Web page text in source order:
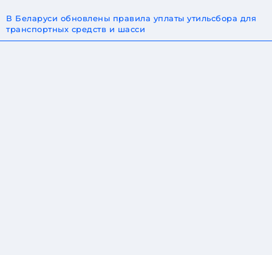
В Беларуси обновлены правила уплаты утильсбора для
транспортных средств и шасси